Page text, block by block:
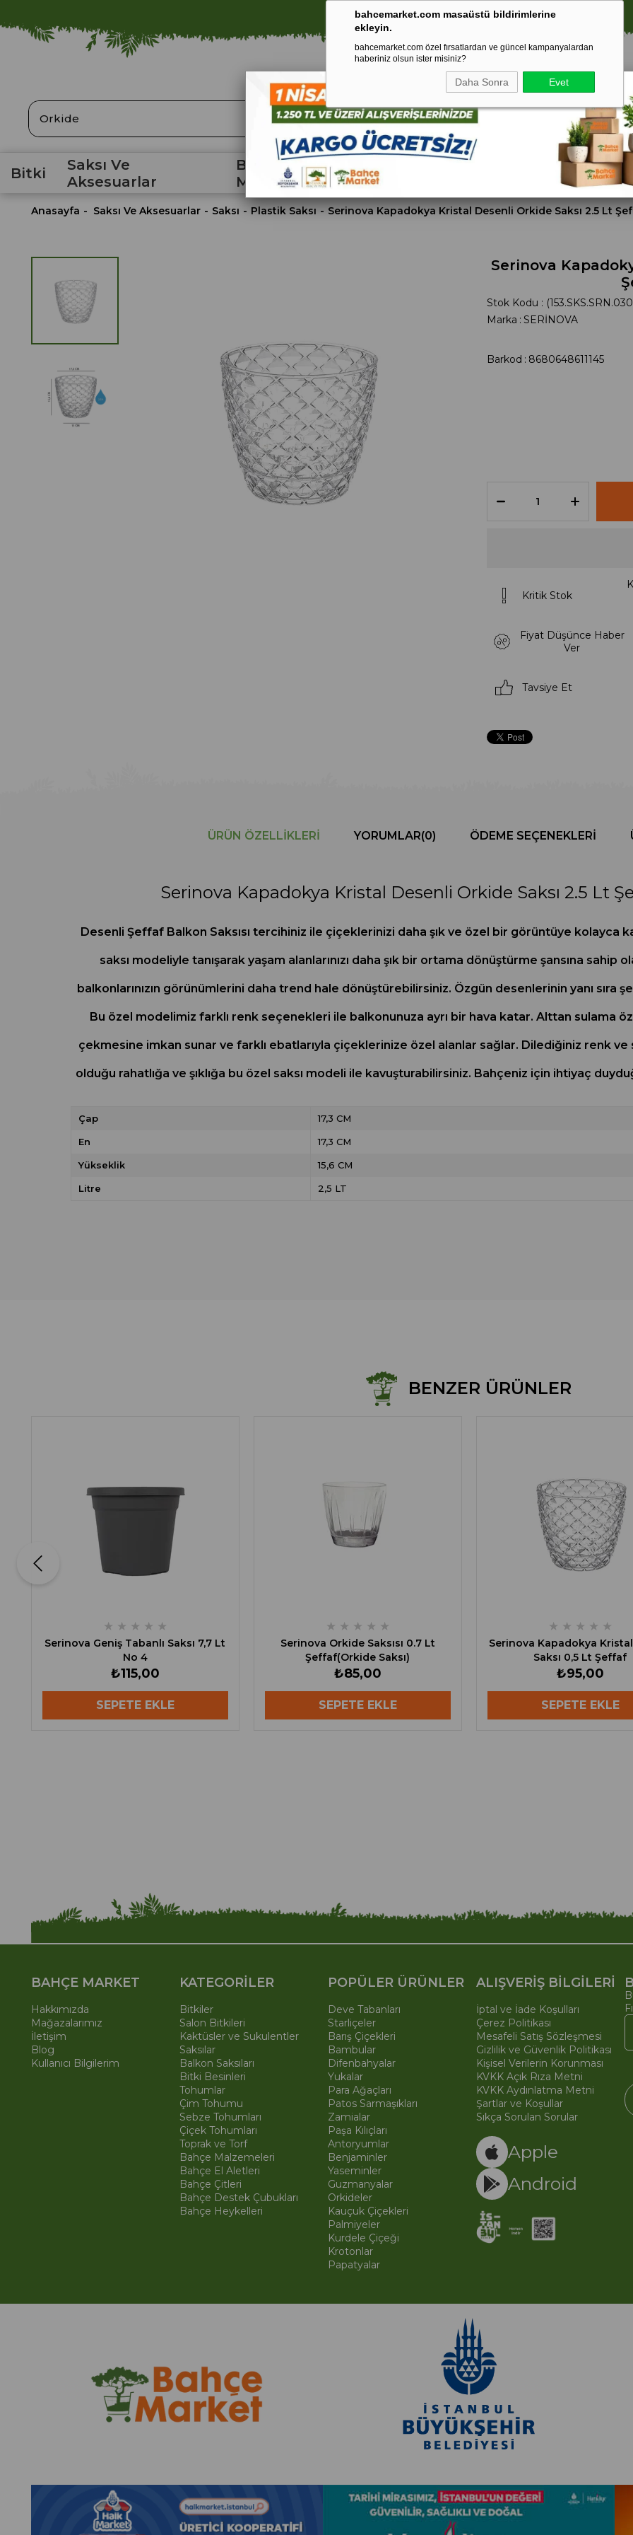
bahcemarket.com masaüstü bildirimlerine
ekleyin.
bahcemarket.com özel fırsatlardan ve güncel kampanyalardan
haberiniz olsun ister misiniz?
Daha Sonra Evet
⚠️ SATIŞLARIMIZ YALNIZCA İSTANBUL İLİ İLE SINIRLIDIR.
ARA
Bitki
Saksı Ve
Aksesuarlar
Bahçe
Malzemeleri
Anasayfa Saksı Ve Aksesuarlar Saksı Plastik Saksı Serinova Kapadokya Kristal Desenli Orkide Saksı 2.5 Lt
Serinova
Stok Kodu
Marka : SERİNOVA
Barkod : 8680648611145
Kritik Stok
Fiyat Düşünce Haber
Ver
Tavsiye Et
ÜRÜN ÖZELLIKLERI YORUMLAR(0) ÖDEME SEÇENEKLERI
Serinova Kapadokya Kristal Desenli Orkide Saksı 2.5 Lt
Desenli Şeffaf Balkon Saksısı tercihiniz ile çiçeklerinizi daha şık ve özel bir görüntüye kolayca
saksı modeliyle tanışarak yaşam alanlarınızı daha şık bir ortama dönüştürme şansına sahip
balkonlarınızın görünümlerini daha trend hale dönüştürebilirsiniz. Özgün desenlerinin yanı
Bu özel modelimiz farklı renk seçenekleri ile balkonunuza ayrı bir hava katar. Alttan sulama
çekmesine imkan sunar ve farklı ebatlarıyla çiçeklerinize özel alanlar sağlar. Dilediğiniz renk ve
olduğu rahatlığa ve şıklığa bu özel saksı modeli ile kavuşturabilirsiniz. Bahçeniz için ihtiyaç
Çap 17,3 CM
En 17,3 CM
Yükseklik 15,6 CM
Litre 2,5 LT
BENZER ÜRÜNLER
★ ★ ★ ★ ★
Serinova Geniş Tabanlı Saksı 7,7 Lt
No 4
₺115,00
SEPETE EKLE
★ ★ ★ ★ ★
Serinova Orkide Saksısı 0.7 Lt
Şeffaf(Orkide Saksı)
₺85,00
SEPETE EKLE
★ ★ ★ ★ ★
Serinova Kapadokya
Saksı 0,5 Lt Şeffaf
₺95,00
SEPETE EKLE
BAHÇE MARKET
Hakkımızda
Mağazalarımız
İletişim
Blog
Kullanıcı Bilgilerim
KATEGORİLER
Bitkiler
Salon Bitkileri
Kaktüsler ve Sukulentler
Saksılar
Balkon Saksıları
Bitki Besinleri
Tohumlar
Çim Tohumu
Sebze Tohumları
Çiçek Tohumları
Toprak ve Torf
Bahçe Malzemeleri
Bahçe El Aletleri
Bahçe Çitleri
Bahçe Destek Çubukları
Bahçe Heykelleri
POPÜLER ÜRÜNLER
Deve Tabanları
Starliçeler
Barış Çiçekleri
Bambular
Difenbahyalar
Yukalar
Para Ağaçları
Patos Sarmaşıkları
Zamialar
Paşa Kılıçları
Antoryumlar
Benjaminler
Yaseminler
Guzmanyalar
Orkideler
Kauçuk Çiçekleri
Palmiyeler
Kurdele Çiçeği
Krotonlar
Papatyalar
ALIŞVERİŞ BİLGİLERİ
İptal ve İade Koşulları
Çerez Politikası
Mesafeli Satış Sözleşmesi
Gizlilik ve Güvenlik Politikası
Kişisel Verilerin Korunması
KVKK Açık Rıza Metni
KVKK Aydınlatma Metni
Şartlar ve Koşullar
Sıkça Sorulan Sorular
Apple
Android